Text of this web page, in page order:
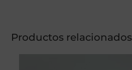
Productos relacionados